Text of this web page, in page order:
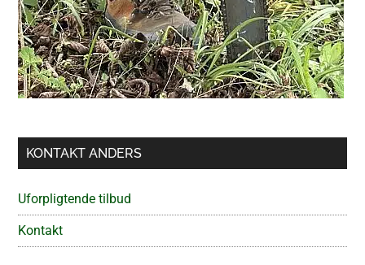
KONTAKT ANDERS
Uforpligtende tilbud
Kontakt